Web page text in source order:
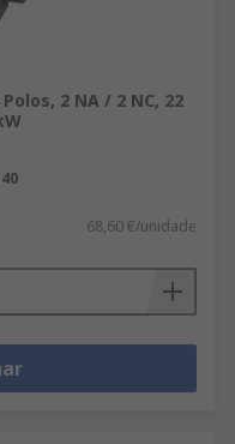
2 NA / 2 NC, 22
68,60 €/unidade